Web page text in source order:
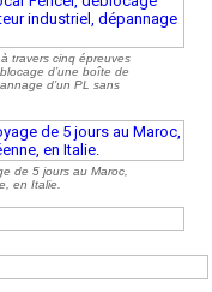
travers cinq épreuves
d’une boîte de
d’un PL sans
de 5 jours au Maroc,
en Italie.